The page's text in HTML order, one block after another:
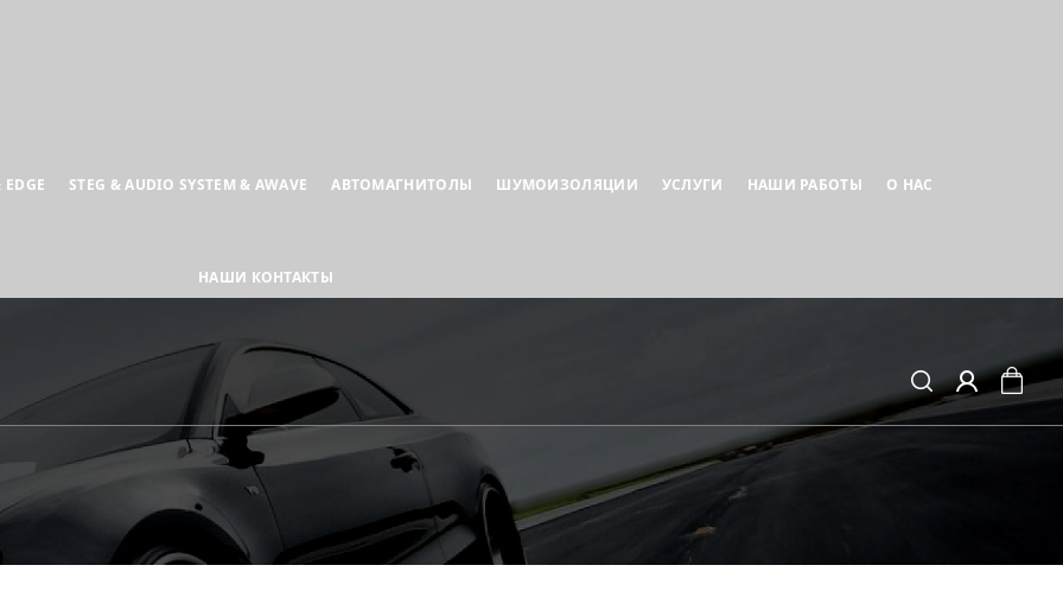
STEG & AUDIO SYSTEM & AWAVE АВТОМАГНИТОЛЫ ШУМОИЗОЛЯЦИИ УСЛУГИ НАШИ РАБОТЫ О НАС
НАШИ КОНТАКТЫ
Search